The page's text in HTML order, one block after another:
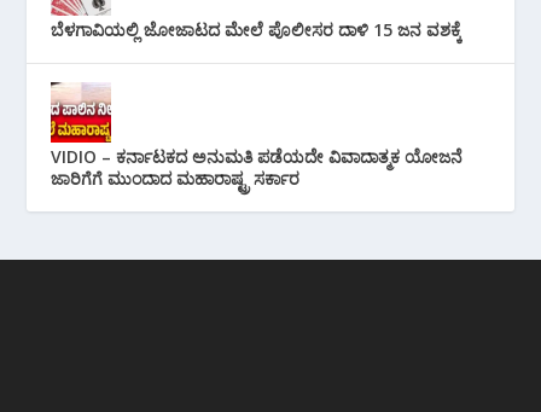
ಬೆಳಗಾವಿಯಲ್ಲಿ ಜೋಜಾಟದ ಮೇಲೆ ಪೊಲೀಸರ ದಾಳಿ 15 ಜನ ವಶಕ್ಕೆ
VIDIO – ಕರ್ನಾಟಕದ ಅನುಮತಿ ಪಡೆಯದೇ ವಿವಾದಾತ್ಮಕ ಯೋಜನೆ
ಜಾರಿಗೆಗೆ ಮುಂದಾದ ಮಹಾರಾಷ್ಟ್ರ ಸರ್ಕಾರ